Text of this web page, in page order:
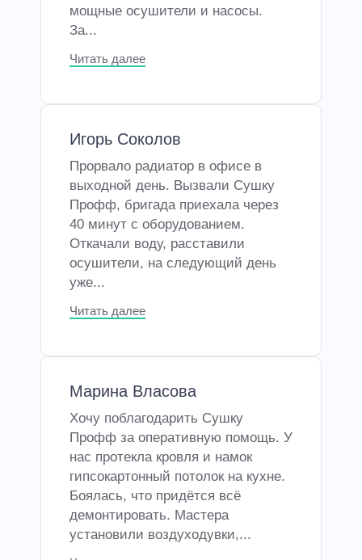
мощные осушители и насосы.
За...
Читать далее
Игорь Соколов
Прорвало радиатор в офисе в
выходной день. Вызвали Сушку
Профф, бригада приехала через
40 минут с оборудованием.
Откачали воду, расставили
осушители, на следующий день
уже...
Читать далее
Марина Власова
Хочу поблагодарить Сушку
Профф за оперативную помощь. У
нас протекла кровля и намок
гипсокартонный потолок на кухне.
Боялась, что придётся всё
демонтировать. Мастера
установили воздуходувки,...